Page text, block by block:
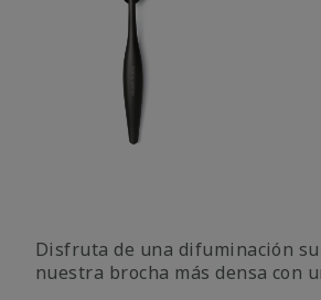
Disfruta de una difuminación
nuestra brocha más densa con